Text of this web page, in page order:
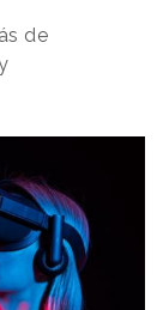
de